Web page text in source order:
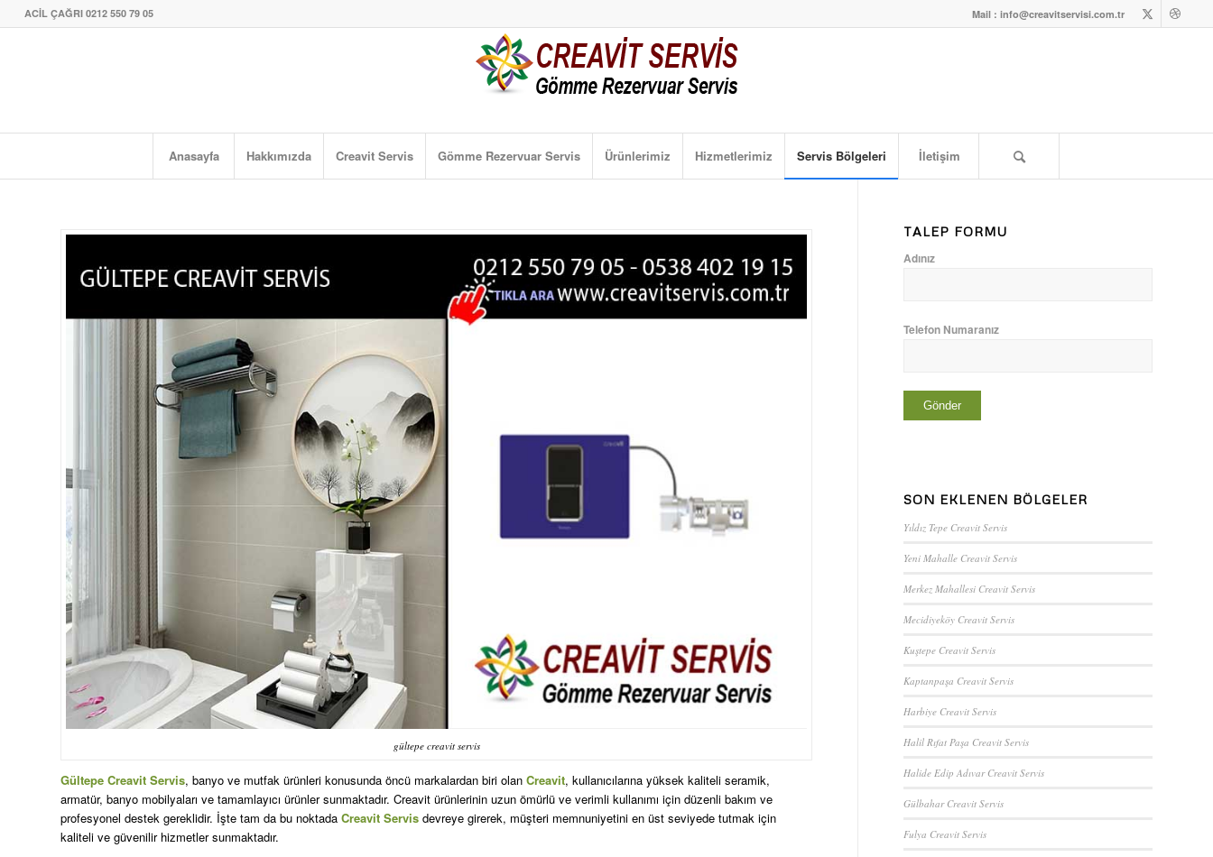
Mail : info@creavitservisi.com.tr
ACİL ÇAĞRI 0212 550 79 05
Anasayfa Hakkımızda Creavit Servis Gömme Rezervuar Servis Ürünlerimiz Hizmetlerimiz Servis Bölgeleri İletişim
gültepe creavit servis
Gültepe Creavit Servis, banyo ve mutfak ürünleri konusunda öncü markalardan biri olan Creavit, kullanıcılarına yüksek kaliteli seramik,
armatür, banyo mobilyaları ve tamamlayıcı ürünler sunmaktadır. Creavit ürünlerinin uzun ömürlü ve verimli kullanımı için düzenli bakım ve
profesyonel destek gereklidir. İşte tam da bu noktada Creavit Servis devreye girerek, müşteri memnuniyetini en üst seviyede tutmak için
kaliteli ve güvenilir hizmetler sunmaktadır.
TALEP FORMU
Adınız
Telefon Numaranız
SON EKLENEN BÖLGELER
Yıldız Tepe Creavit Servis
Yeni Mahalle Creavit Servis
Merkez Mahallesi Creavit Servis
Mecidiyeköy Creavit Servis
Kuştepe Creavit Servis
Kaptanpaşa Creavit Servis
Harbiye Creavit Servis
Halil Rıfat Paşa Creavit Servis
Halide Edip Adıvar Creavit Servis
Gülbahar Creavit Servis
Fulya Creavit Servis